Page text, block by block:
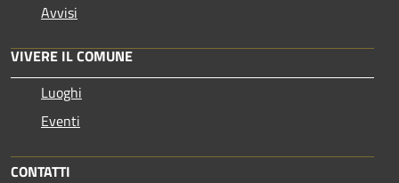
Avvisi
VIVERE IL COMUNE
Luoghi
Eventi
CONTATTI